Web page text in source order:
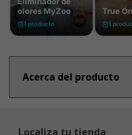
Acerca del producto
Localiza tu tienda